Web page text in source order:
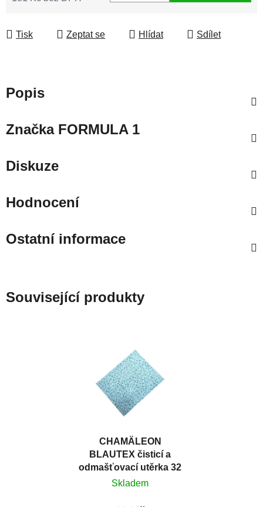
Tisk Zeptat se Hlídat Sdílet
Popis
ZnačkaFORMULA 1
Diskuze
Hodnocení
Ostatní informace
Související produkty
CHAMÄLEON
BLAUTEX čisticí a
odmašťovací utěrka 32
x 40 cm
Skladem